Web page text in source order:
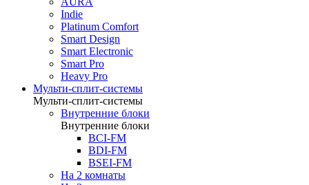
Indie
Platinum Comfort
Smart Design
Smart Electronic
Smart Pro
Heavy Pro
Мульти-сплит-системы
Мульти-сплит-системы
Внутренние блоки
Внутренние блоки
BCI-FM
BDI-FM
BSEI-FM
На 2 комнаты